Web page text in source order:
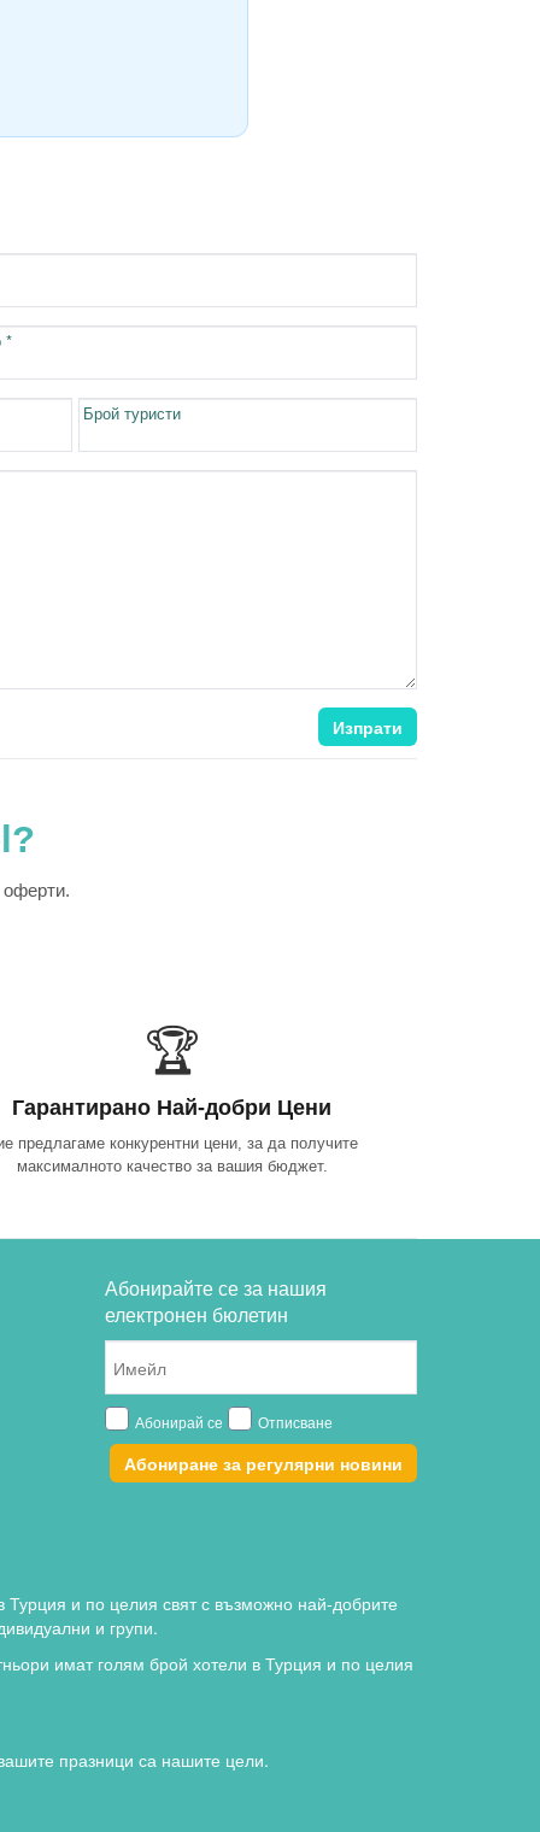
*
Брой туристи
Изпрати
оферти.
🏆
Гарантирано Най-добри Цени
предлагаме конкурентни цени, за да получите
максималното качество за вашия бюджет.
Абонирайте се за нашия
електронен бюлетин
Абонирай се Отписване
Абониране за регулярни новини
и по целия свят с възможно най-добрите
и групи.
имат голям брой хотели в Турция и по целия
празници са нашите цели.